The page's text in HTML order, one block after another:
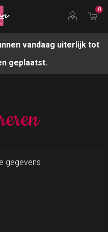
0
vandaag uiterlijk tot
geplaatst.
gegevens